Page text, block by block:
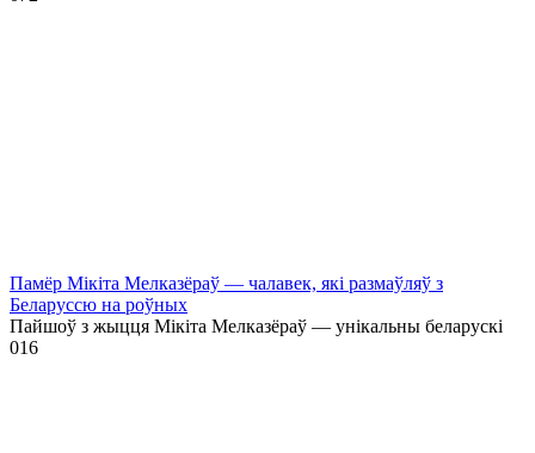
Памёр Мікіта Мелказёраў — чалавек, які размаўляў з
Беларуссю на роўных
Пайшоў з жыцця Мікіта Мелказёраў — унікальны беларускі
016